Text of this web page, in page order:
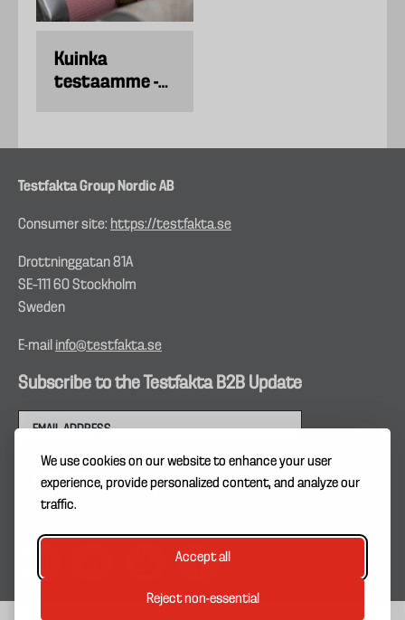
We use cookies on our website to enhance your user
experience, provide personalized content, and analyze our
traffic.
Accept all
Reject non-essential
Kuinka
testaamme -
Testfakta Group Nordic AB
Consumer site: https://testfakta.se
Drottninggatan 81A
SE–111 60 Stockholm
Sweden
E-mail info@testfakta.se
Subscribe to the Testfakta B2B Update